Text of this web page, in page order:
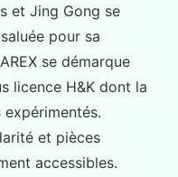
et Jing Gong se
pour sa
se démarque
licence H&K dont la
et pièces
accessibles.